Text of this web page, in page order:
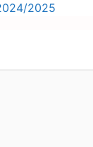
2025